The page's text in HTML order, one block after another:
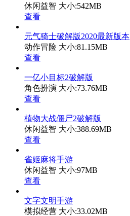
休闲益智 大小:542MB
查看
元气骑士破解版2020最新版本
动作冒险 大小:81.15MB
查看
一亿小目标2破解版
角色扮演 大小:73.76MB
查看
植物大战僵尸2破解版
休闲益智 大小:388.69MB
查看
雀姬麻将手游
休闲益智 大小:97MB
查看
文字文明手游
模拟经营 大小:33.02MB